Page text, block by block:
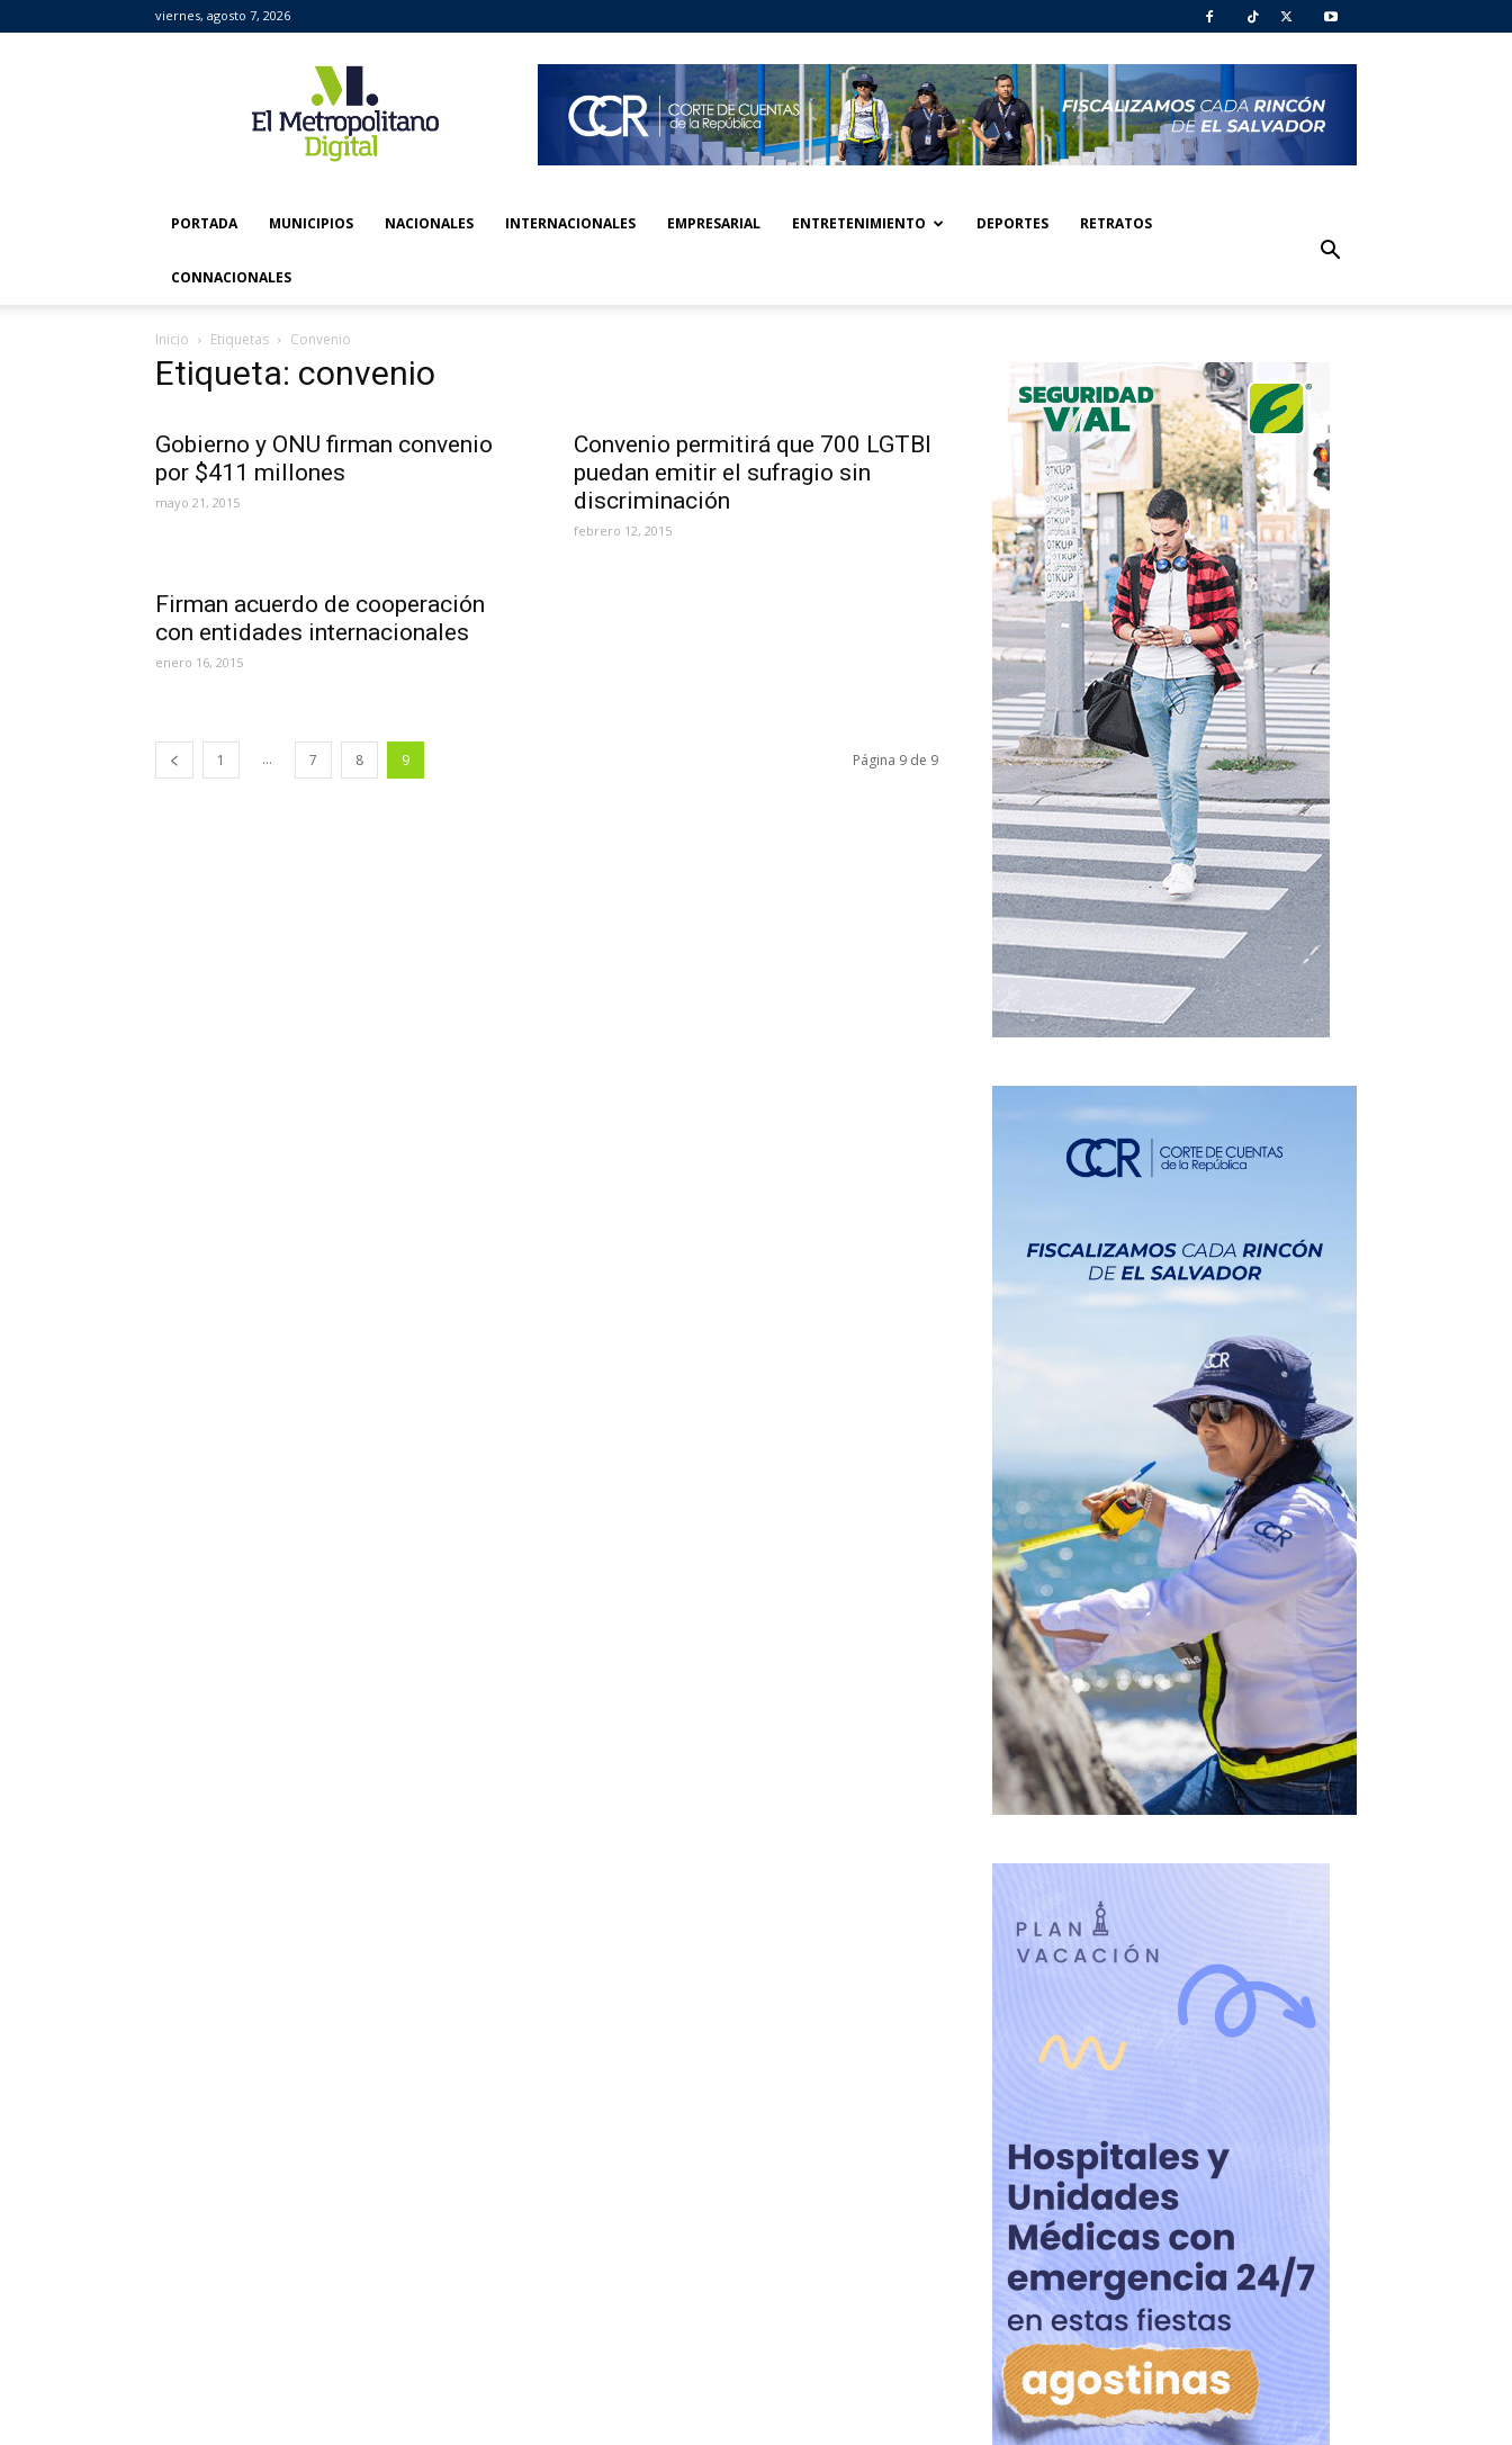
viernes, agosto 7, 2026
Metropolitano
Digital
PORTADA MUNICIPIOS NACIONALES INTERNACIONALES EMPRESARIAL ENTRETENIMIENTO DEPORTES RETRATOS
CONNACIONALES
Inicio Etiquetas Convenio
Etiqueta: convenio
Gobierno y ONU firman convenio
por $411 millones
mayo 21, 2015
Convenio permitirá que 700 LGTBI
puedan emitir el sufragio sin
discriminación
febrero 12, 2015
Firman acuerdo de cooperación
con entidades internacionales
enero 16, 2015
1 ... 7 8 9 Página 9 de 9